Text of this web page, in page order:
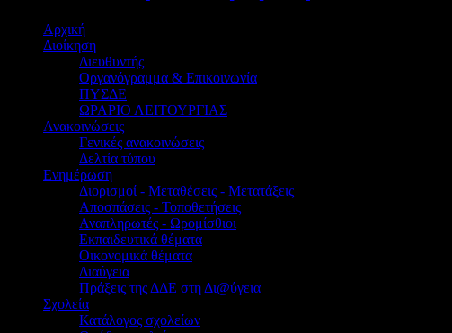
Αρχική
Διοίκηση
Διευθυντής
Οργανόγραμμα & Επικοινωνία
ΠΥΣΔΕ
ΩΡΑΡΙΟ ΛΕΙΤΟΥΡΓΙΑΣ
Ανακοινώσεις
Γενικές ανακοινώσεις
Δελτία τύπου
Ενημέρωση
Διορισμοί - Μεταθέσεις - Μετατάξεις
Αποσπάσεις - Τοποθετήσεις
Αναπληρωτές - Ωρομίσθιοι
Εκπαιδευτικά θέματα
Οικονομικά θέματα
Διαύγεια
Πράξεις της ΔΔΕ στη Δι@ύγεια
Σχολεία
Κατάλογος σχολείων